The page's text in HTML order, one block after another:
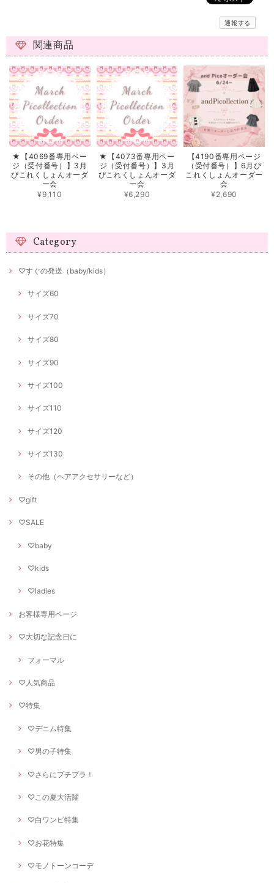
通報する
関連商品
★【4069番専用ペー
ジ（受付番号）】3月
ぴこれくしょんオーダ
ー会
¥9,110
★【4073番専用ペー
ジ（受付番号）】3月
ぴこれくしょんオーダ
ー会
¥6,290
【4190番専用ページ
（受付番号）】6月ぴ
これくしょんオーダー
会
¥2,690
Category
♡すぐの発送（baby/kids）
サイズ60
サイズ70
サイズ80
サイズ90
サイズ100
サイズ110
サイズ120
サイズ130
その他（ヘアアクセサリーなど）
♡gift
♡SALE
♡baby
♡kids
♡ladies
お客様専用ページ
♡大切な記念日に
フォーマル
♡人気商品
♡特集
♡デニム特集
♡男の子特集
♡さらにプチプラ！
♡この夏大活躍
♡白ワンピ特集
♡お花特集
♡モノトーンコーデ